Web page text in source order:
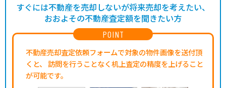
POINT
不動産売却査定依頼フォームで対象の物件画像を送付頂
くと、
訪問を行うことなく机上査定の精度を上げること
が可能です。
すぐには不動産を売却しないが将来売却を考えたい、
おおよその不動産査定額を聞きたい方